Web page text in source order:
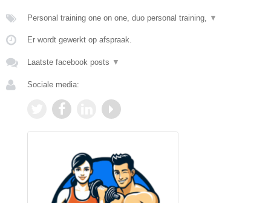
Personal training one on one, duo personal training, ▼
Er wordt gewerkt op afspraak.
Laatste facebook posts ▼
Sociale media: